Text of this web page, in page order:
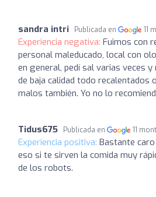
sandra intri Publicada en 11
Experiencia negativa: Fuimos con
personal maleducado, local con
en general, pedí sal varias veces
de baja calidad todo
malos también. Yo no lo
Tidus675 Publicada en 11
Experiencia positiva: Bastante
eso si te sirven la comida muy
de los robots.